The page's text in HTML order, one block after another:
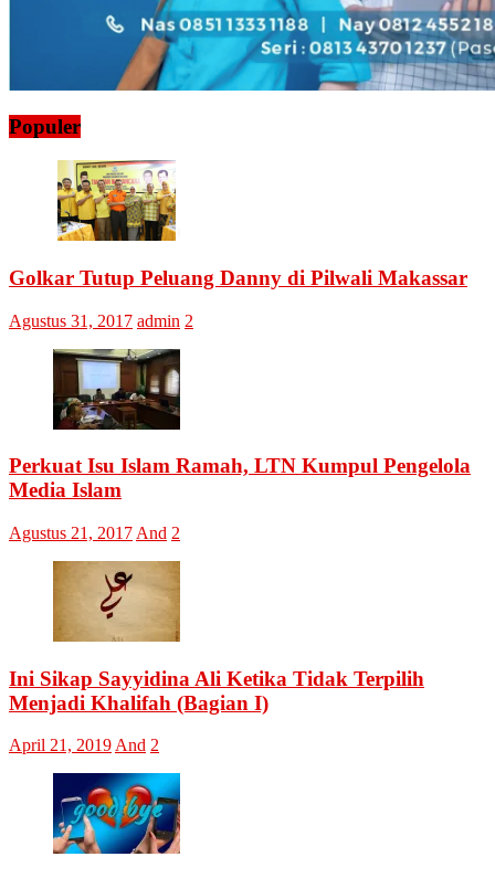
Populer
Golkar Tutup Peluang Danny di Pilwali Makassar
Agustus 31, 2017 admin 2
Perkuat Isu Islam Ramah, LTN Kumpul Pengelola
Media Islam
Agustus 21, 2017 And 2
Ini Sikap Sayyidina Ali Ketika Tidak Terpilih
Menjadi Khalifah (Bagian I)
April 21, 2019And 2